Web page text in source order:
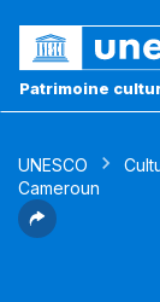
Patrimoine
UNESCO
Cameroun